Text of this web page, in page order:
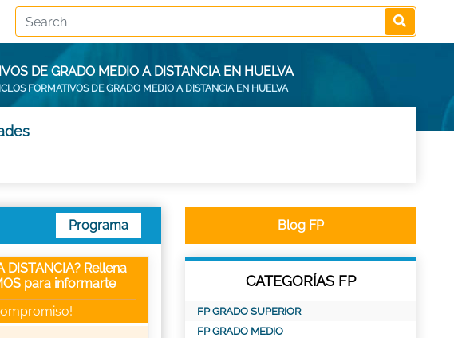
DE GRADO MEDIO A DISTANCIA EN HUELVA
FORMATIVOS DE GRADO MEDIO A DISTANCIA EN HUELVA
Programa
Rellena
para informarte
Blog FP
CATEGORÍAS FP
FP GRADO SUPERIOR
FP GRADO MEDIO